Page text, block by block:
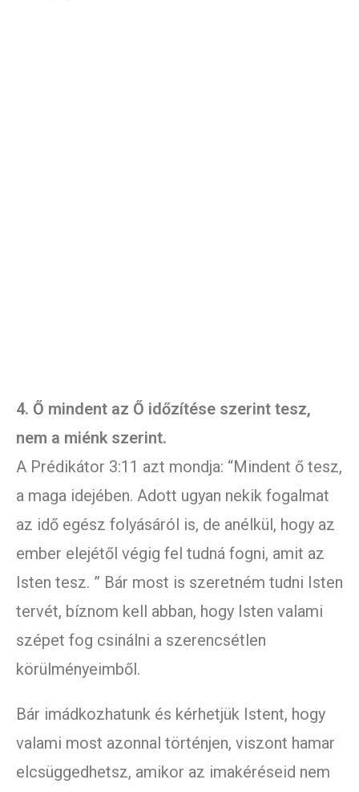
4. Ő mindent az Ő időzítése szerint tesz,
nem a miénk szerint.
A Prédikátor 3:11 azt mondja: “Mindent ő tesz,
a maga idejében. Adott ugyan nekik fogalmat
az idő egész folyásáról is, de anélkül, hogy az
ember elejétől végig fel tudná fogni, amit az
Isten tesz. ” Bár most is szeretném tudni Isten
tervét, bíznom kell abban, hogy Isten valami
szépet fog csinálni a szerencsétlen
körülményeimből.
Bár imádkozhatunk és kérhetjük Istent, hogy
valami most azonnal történjen, viszont hamar
elcsüggedhetsz, amikor az imakéréseid nem